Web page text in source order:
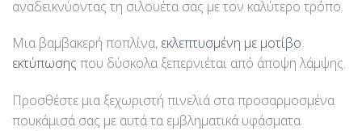
αναδεικνύοντας τη σιλουέτα σας με τον καλύτερο τρόπο.
Μια βαμβακερή ποπλίνα, εκλεπτυσμένη με μοτίβο
εκτύπωσης που δύσκολα ξεπερνιέται από άποψη λάμψης.
Προσθέστε μια ξεχωριστή πινελιά στα προσαρμοσμένα
πουκάμισά σας με αυτά τα εμβληματικά υφάσματα